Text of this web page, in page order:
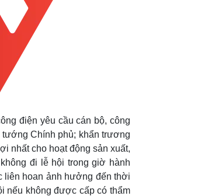
điện yêu cầu cán bộ, công
Chính phủ; khẩn trương
nhất cho hoạt động sản xuất,
đi lễ hội trong giờ hành
liên hoan ảnh hưởng đến thời
nếu không được cấp có thẩm